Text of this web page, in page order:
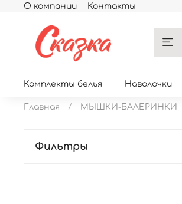
О компании Контакты
Комплекты белья Наволочки
Главная МЫШКИ-БАЛЕРИНКИ
Фильтры